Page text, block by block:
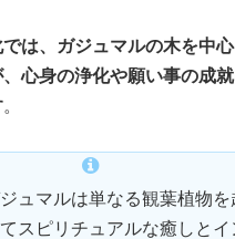
は、ガジュマルの木を中
心身の浄化や願い事の成
。
ュマルは単なる観葉植物を
スピリチュアルな癒しとイ